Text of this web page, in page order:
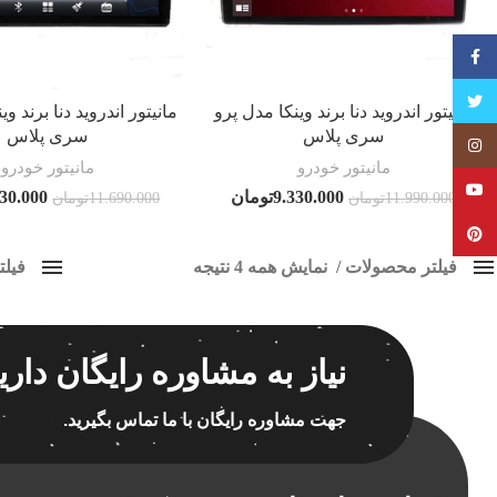
مانیتور اندروید دنا برند وینکا مدل پرو
سری پلاس
مانیتور خودرو
11.990.000تومان 9.330.000تومان
مانیتور اندروید دنا برند
سری پلاس
مانیتور خودرو
11.690.000تومان
فیلتر محصولات
نمایش همه 4 نتیجه
فقط نمایش محصولات فروش فقط موجود در انبار
برچسب نیاز به مشاوره رایگان
جهت مشاوره رایگان با ما تماس بگیرید.
YouTube